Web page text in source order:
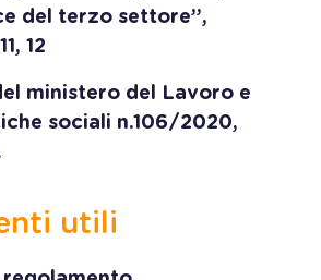
del terzo settore”,
12
ministero del Lavoro e
sociali n.106/2020,
utili